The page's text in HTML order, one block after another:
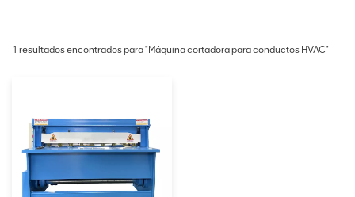
1 resultados encontrados para "Máquina cortadora para conductos HVAC"